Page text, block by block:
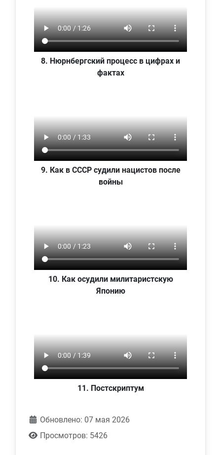
8. Нюрнбергский процесс в цифрах и
фактах
9. Как в СССР судили нацистов после
войны
10. Как осудили милитаристскую
Японию
11. Постскриптум
Обновлено: 07 мая 2026
Просмотров: 5426